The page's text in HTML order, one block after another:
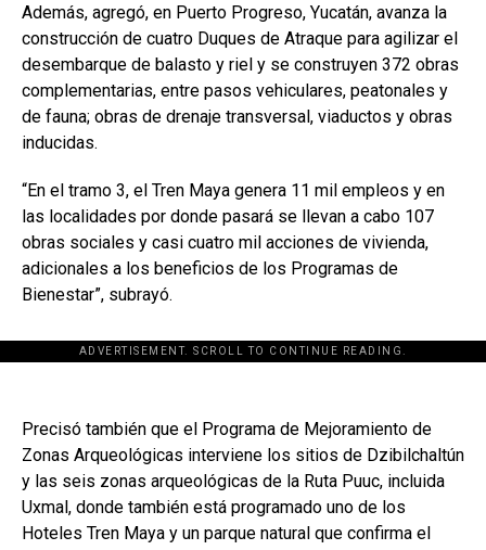
Además, agregó, en Puerto Progreso, Yucatán, avanza la
construcción de cuatro Duques de Atraque para agilizar el
desembarque de balasto y riel y se construyen 372 obras
complementarias, entre pasos vehiculares, peatonales y
de fauna; obras de drenaje transversal, viaductos y obras
inducidas.
“En el tramo 3, el Tren Maya genera 11 mil empleos y en
las localidades por donde pasará se llevan a cabo 107
obras sociales y casi cuatro mil acciones de vivienda,
adicionales a los beneficios de los Programas de
Bienestar”, subrayó.
ADVERTISEMENT. SCROLL TO CONTINUE READING.
Precisó también que el Programa de Mejoramiento de
Zonas Arqueológicas interviene los sitios de Dzibilchaltún
y las seis zonas arqueológicas de la Ruta Puuc, incluida
Uxmal, donde también está programado uno de los
Hoteles Tren Maya y un parque natural que confirma el